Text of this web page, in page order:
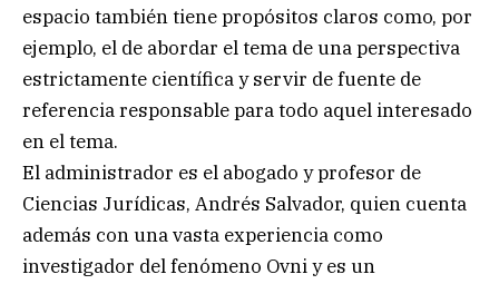
espacio también tiene propósitos claros como, por
ejemplo, el de abordar el tema de una perspectiva
estrictamente científica y servir de fuente de
referencia responsable para todo aquel interesado
en el tema.
El administrador es el abogado y profesor de
Ciencias Jurídicas, Andrés Salvador, quien cuenta
además con una vasta experiencia como
investigador del fenómeno Ovni y es un